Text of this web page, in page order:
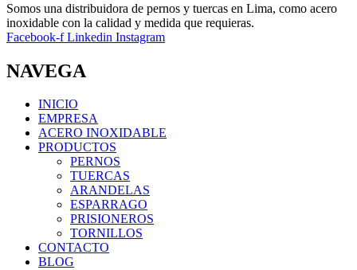
Somos una distribuidora de pernos y tuercas en Lima, como acero
inoxidable con la calidad y medida que requieras.
Facebook-f Linkedin Instagram
NAVEGA
INICIO
EMPRESA
ACERO INOXIDABLE
PRODUCTOS
PERNOS
TUERCAS
ARANDELAS
ESPARRAGO
PRISIONEROS
TORNILLOS
CONTACTO
BLOG